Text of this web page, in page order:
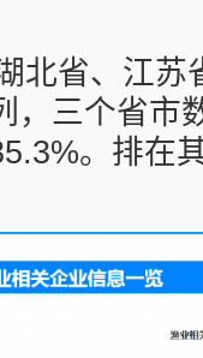
北省、江苏
，三个省市
。排在